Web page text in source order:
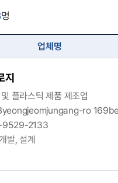
명
업체명
지
플라스틱 제품 제조업
ro
9529-2133
발, 설계